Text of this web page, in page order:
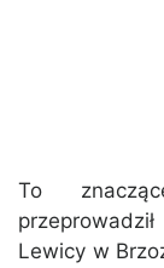
To
Lewicy w